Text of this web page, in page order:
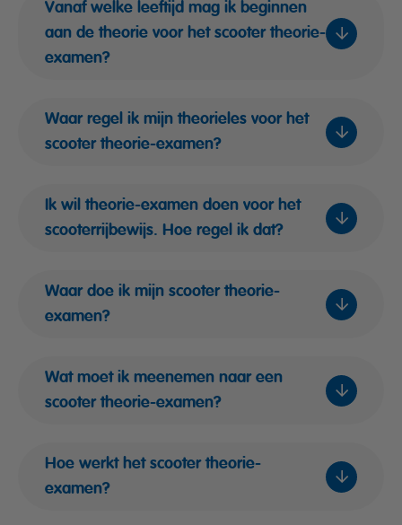
Vanaf welke leeftijd mag ik beginnen
aan de theorie voor het scooter theorie-
examen?
Waar regel ik mijn theorieles voor het
scooter theorie-examen?
Ik wil theorie-examen doen voor het
scooterrijbewijs. Hoe regel ik dat?
Waar doe ik mijn scooter theorie-
examen?
Wat moet ik meenemen naar een
scooter theorie-examen?
Hoe werkt het scooter theorie-
examen?